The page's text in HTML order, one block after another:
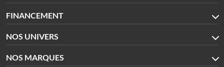
FINANCEMENT
NOS UNIVERS
NOS MARQUES